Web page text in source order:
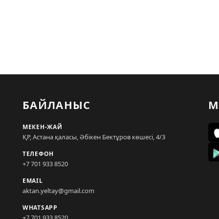
БАЙЛАНЫС
МЕКЕН-ЖАЙ
ҚР, Астана қаласы, Әбікен Бектұров көшесі, 4/3
ТЕЛЕФОН
+7 701 933 8520
EMAIL
aktan.yeltay@gmail.com
WHATSAPP